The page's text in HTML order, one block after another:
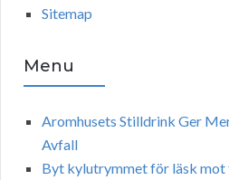
Sitemap
Menu
Aromhusets Stilldrink Ger
Avfall
Byt kylutrymmet för läsk mot